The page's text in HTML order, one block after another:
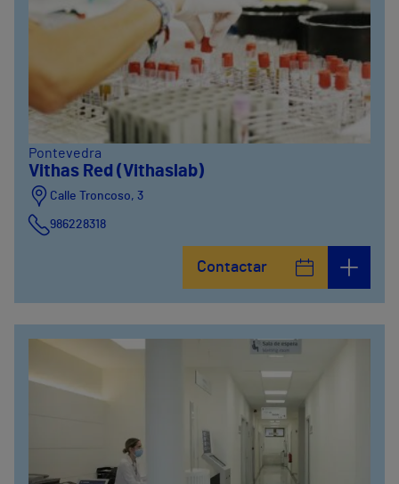
Pontevedra
Vithas Red (Vithaslab)
Calle Troncoso, 3
986228318
981067066
Contactar